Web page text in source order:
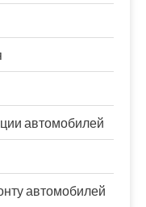
автомобилей
автомобилей